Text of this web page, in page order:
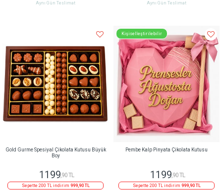
Aynı Gün Teslimat
Aynı Gün Teslimat
Gold Gurme Spesiyal Çikolata Kutusu Büyük
Boy
1199,90 TL
Sepette 200 TL indirim 999,90 TL
Kişiselleştirilebilir
Pembe Kalp Pinyata Çikolata Kutusu
1199,90 TL
Sepette 200 TL indirim 999,90 TL